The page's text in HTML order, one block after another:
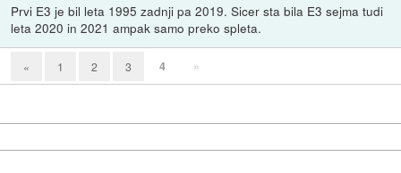
Prvi E3 je bil leta 1995 zadnji pa 2019. Sicer sta bila E3 sejma tudi
leta 2020 in 2021 ampak samo preko spleta.
« 1 2 3 4 »